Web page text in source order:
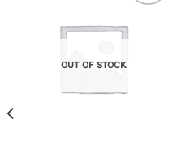
OUT OF STOCK